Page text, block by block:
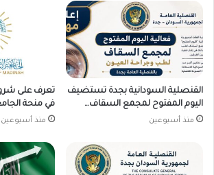
القنصلية السودانية بجدة تستضيف
اليوم المفتوح لمجمع السقاف…
منذ أسبوعين
تعرف على
في منحة
منذ أسبوعين